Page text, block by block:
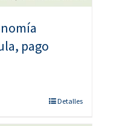
pago
Detalles